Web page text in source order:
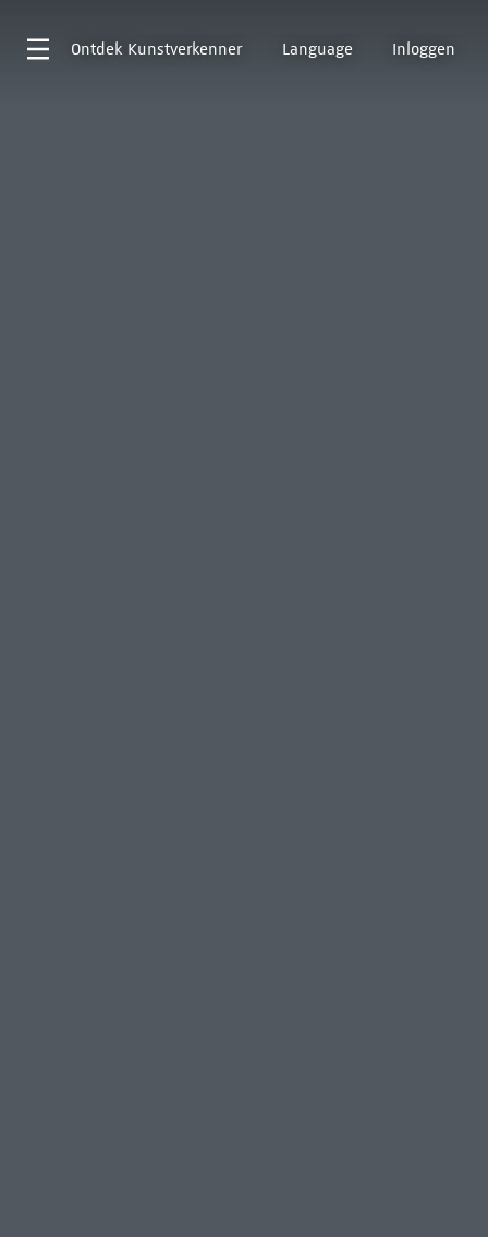
Ontdek Kunstverkenner Language Inloggen